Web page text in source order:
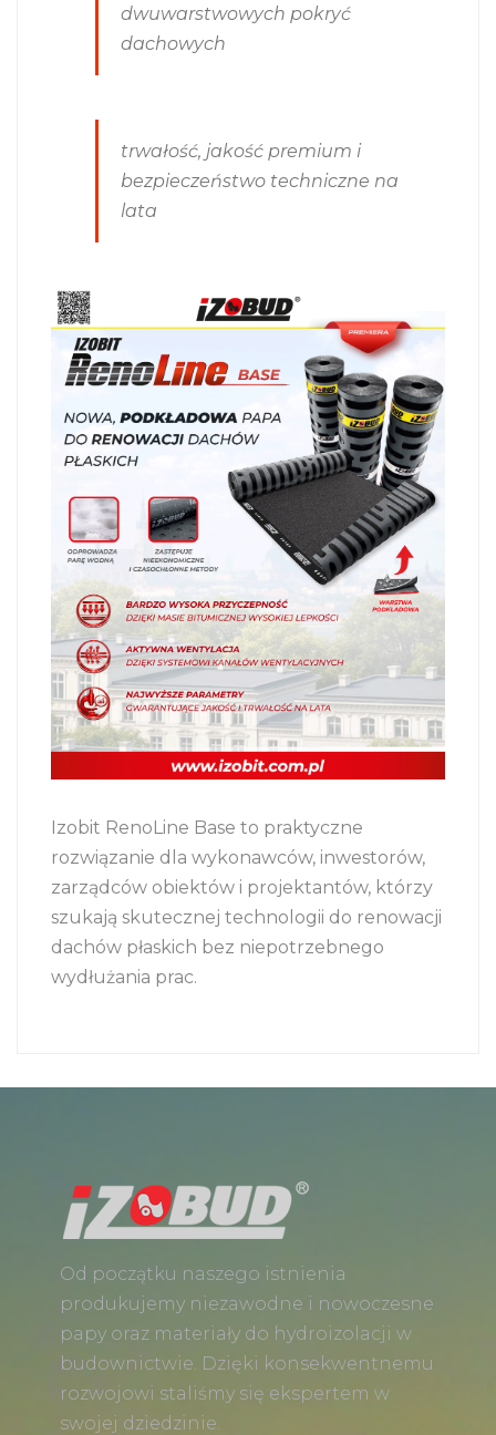
dwuwarstwowych pokryć
dachowych
trwałość, jakość premium i
bezpieczeństwo techniczne na
lata
Izobit RenoLine Base to praktyczne
rozwiązanie dla wykonawców, inwestorów,
zarządców obiektów i projektantów, którzy
szukają skutecznej technologii do renowacji
dachów płaskich bez niepotrzebnego
wydłużania prac.
Od początku naszego istnienia
produkujemy niezawodne i nowoczesne
papy oraz materiały do hydroizolacji w
budownictwie. Dzięki konsekwentnemu
rozwojowi staliśmy się ekspertem w
swojej dziedzinie.